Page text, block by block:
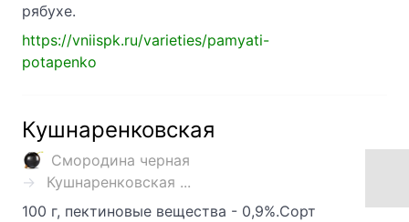
рябухе.
https://vniispk.ru/varieties/pamyati-
potapenko
Кушнаренковская
Смородина черная
Кушнаренковская ...
100 г, пектиновые вещества - 0,9%.Сорт